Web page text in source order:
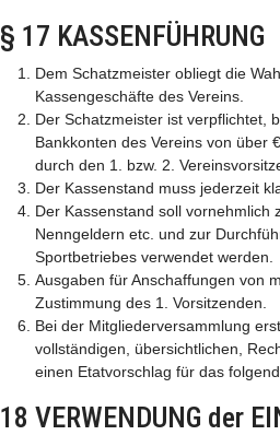
§ 17 KASSENFÜHRUNG
Dem Schatzmeister obliegt die
Kassengeschäfte des Vereins.
Der Schatzmeister ist verpflichtet,
Bankkonten des Vereins von über
durch den 1. bzw. 2.
Der Kassenstand muss jederzeit
Der Kassenstand soll vornehmlich
Nenngeldern etc. und zur
Sportbetriebes verwendet werden.
Ausgaben für Anschaffungen von
Zustimmung des 1. Vorsitzenden.
Bei der Mitgliederversammlung
vollständigen, übersichtlichen,
einen Etatvorschlag für das
18 VERWENDUNG der